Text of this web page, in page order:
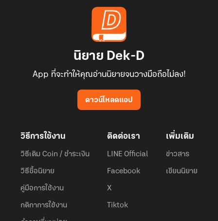
นิยาย Dek-D
App ที่จะทำให้คุณอ่านนิยายจนวางมือถือไม่ลง!
ดาวน์โหลดแอป
วิธีการใช้งาน
วิธีเติม Coin / ชำระเงิน
วิธีซื้อนิยาย
คู่มือการใช้งาน
กติกาการใช้งาน
ติดต่อเรา
LINE Official
Facebook
X
Tiktok
เพิ่มเติม
ข่าวสาร
เขียนนิยาย